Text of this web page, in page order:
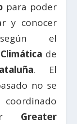
para poder
y conocer
el
de
. El
no se
Greater